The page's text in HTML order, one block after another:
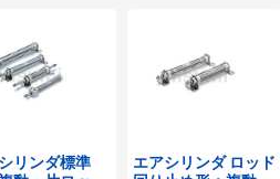
リンダ標準
エアシリンダ ロッド